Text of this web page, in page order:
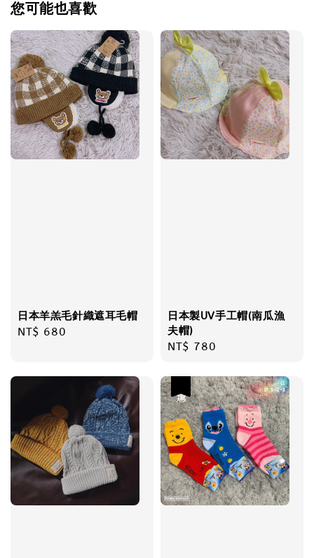
您可能也喜歡
日本羊羔毛針織遮耳毛帽
Regular
NT$ 680
日本製UV手工帽(南瓜漁
夫帽)
Regular
NT$ 780